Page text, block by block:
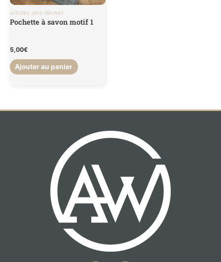
articles zéro déchet
Pochette à savon motif 1
5,00€
Ajouter au panier